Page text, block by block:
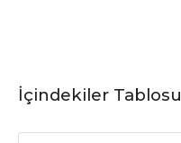
İçindekiler Tablosu